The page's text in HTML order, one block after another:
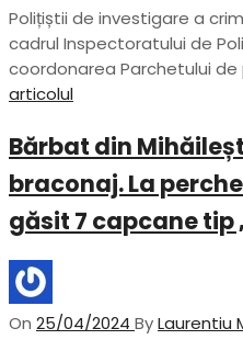
Polițiștii de investigare a
cadrul Inspectoratului de
coordonarea Parchetului de
articolul
Bărbat din
braconaj. La
găsit 7 capcane tip
On 25/04/2024 ByLaurentiu